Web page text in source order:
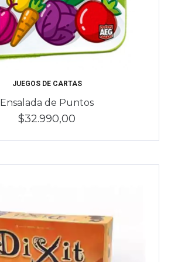
JUEGOS DE CARTAS
Ensalada de Puntos
$32.990,00